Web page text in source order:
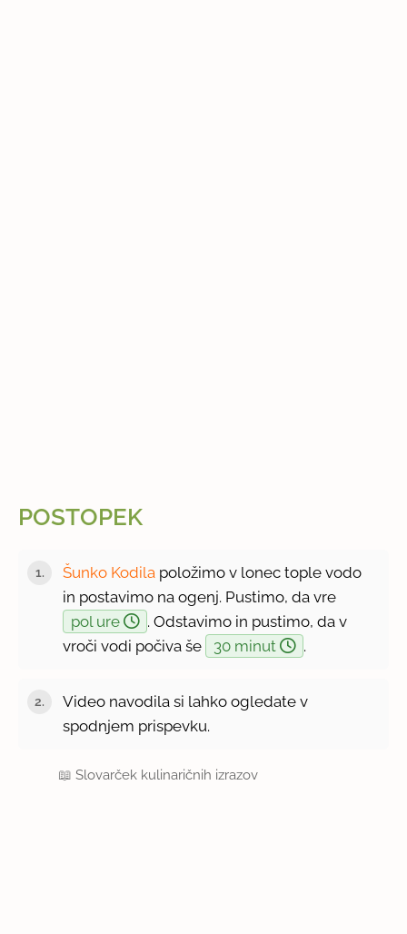
POSTOPEK
Šunko Kodila položimo v lonec tople vodo
in postavimo na ogenj. Pustimo, da vre
pol ure
. Odstavimo in pustimo, da v
vroči vodi počiva še
30 minut .
Video navodila si lahko ogledate v
spodnjem prispevku.
📖Slovarček kulinaričnih izrazov